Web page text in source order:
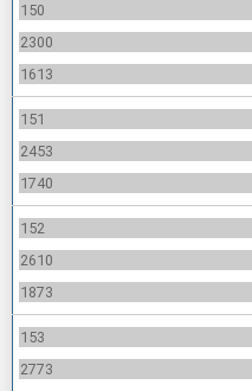
150
2300
1613
151
2453
1740
152
2610
1873
153
2773